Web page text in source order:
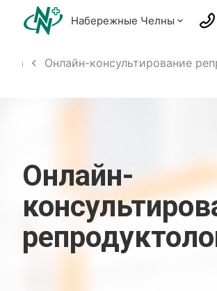
Набережные Челны
Онлайн-консультирование
Онлайн-